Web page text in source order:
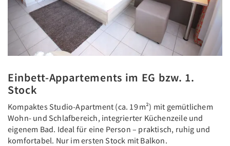
Einbett-Appartements im EG bzw. 1.
Stock
Kompaktes Studio-Apartment (ca. 19 m²) mit gemütlichem
Wohn- und Schlafbereich, integrierter Küchenzeile und
eigenem Bad. Ideal für eine Person – praktisch, ruhig und
komfortabel. Nur im ersten Stock mit Balkon.